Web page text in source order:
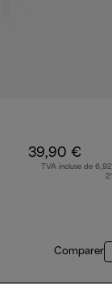
39,90 €
TVA incluse de
Comparer